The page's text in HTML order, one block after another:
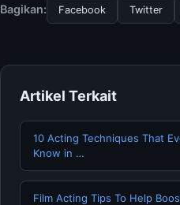
Bagikan:
Facebook Twitter
Artikel Terkait
10 Acting Techniques That
Know in …
Film Acting Tips To Help